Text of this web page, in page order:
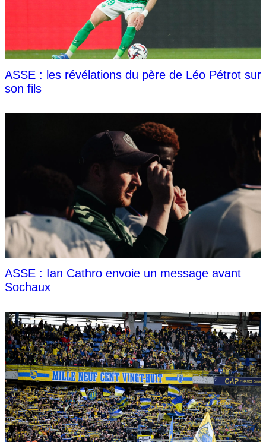
ASSE : les révélations du père de Léo Pétrot sur
son fils
ASSE : Ian Cathro envoie un message avant
Sochaux